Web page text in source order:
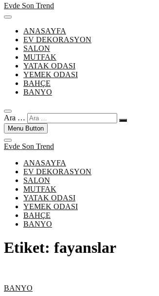
Evde Son Trend
ANASAYFA
EV DEKORASYON
SALON
MUTFAK
YATAK ODASI
YEMEK ODASI
BAHÇE
BANYO
Ara …
Menu Button
Evde Son Trend
ANASAYFA
EV DEKORASYON
SALON
MUTFAK
YATAK ODASI
YEMEK ODASI
BAHÇE
BANYO
Etiket: fayanslar
BANYO